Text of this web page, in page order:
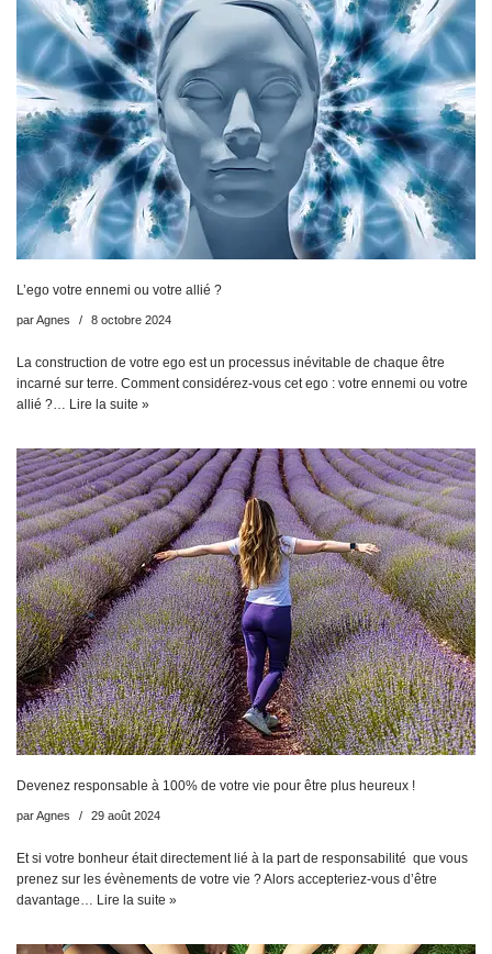
L’ego votre ennemi ou votre allié ?
parAgnes 8 octobre 2024
La construction de votre ego est un processus inévitable de chaque être
incarné sur terre. Comment considérez-vous cet ego : votre ennemi ou votre
allié ?… Lire la suite »
Devenez responsable à 100% de votre vie pour être plus heureux !
parAgnes 29 août 2024
Et si votre bonheur était directement lié à la part de responsabilité que vous
prenez sur les évènements de votre vie ? Alors accepteriez-vous d’être
davantage… Lire la suite »